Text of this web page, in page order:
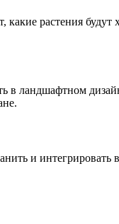
растения
ландшафтном
и